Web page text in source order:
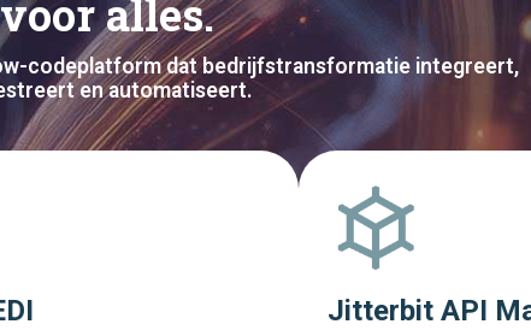
voor alles.
codeplatform dat bedrijfstransformatie integreert,
en automatiseert.
Jitterbit API